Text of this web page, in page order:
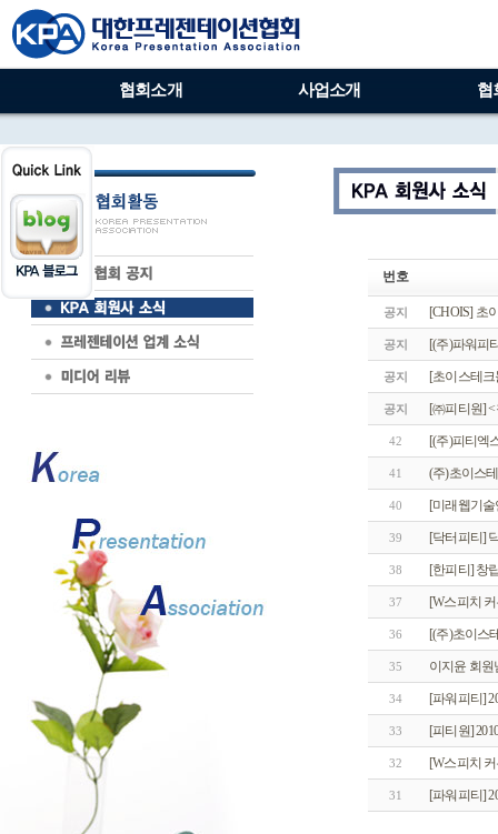
협회소개 사업소개 협
번호
공지 [CHOIS] 초
공지 [(주)파워피
공지 [초이스테
공지 [㈜피티원]
42 [(주)피티엑
41 (주)초이스
40 [미래웹기
39 [닥터피티]
38 [한피티] 창
37 [W스피치
36 [(주)초이스
35 이지윤 회원
34 [파워피티]
33 [피티원]
32 [W스피치
31 [파워피티]